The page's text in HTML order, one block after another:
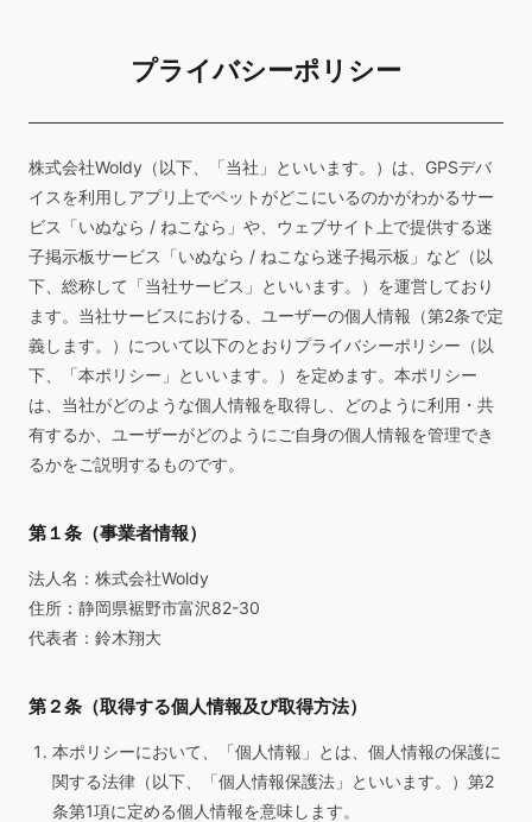
プライバシーポリシー
株式会社Woldy（以下、「当社」といいます。）は、GPSデバ
イスを利用しアプリ上でペットがどこにいるのかがわかるサー
ビス「いぬなら / ねこなら」や、ウェブサイト上で提供する迷
子掲示板サービス「いぬなら / ねこなら迷子掲示板」など（以
下、総称して「当社サービス」といいます。）を運営しており
ます。当社サービスにおける、ユーザーの個人情報（第2条で定
義します。）について以下のとおりプライバシーポリシー（以
下、「本ポリシー」といいます。）を定めます。本ポリシー
は、当社がどのような個人情報を取得し、どのように利用・共
有するか、ユーザーがどのようにご自身の個人情報を管理でき
るかをご説明するものです。
第１条（事業者情報）
法人名：株式会社Woldy
住所：静岡県裾野市富沢82-30
代表者：鈴木翔大
第２条（取得する個人情報及び取得方法）
本ポリシーにおいて、「個人情報」とは、個人情報の保護に
関する法律（以下、「個人情報保護法」といいます。）第2
条第1項に定める個人情報を意味します。